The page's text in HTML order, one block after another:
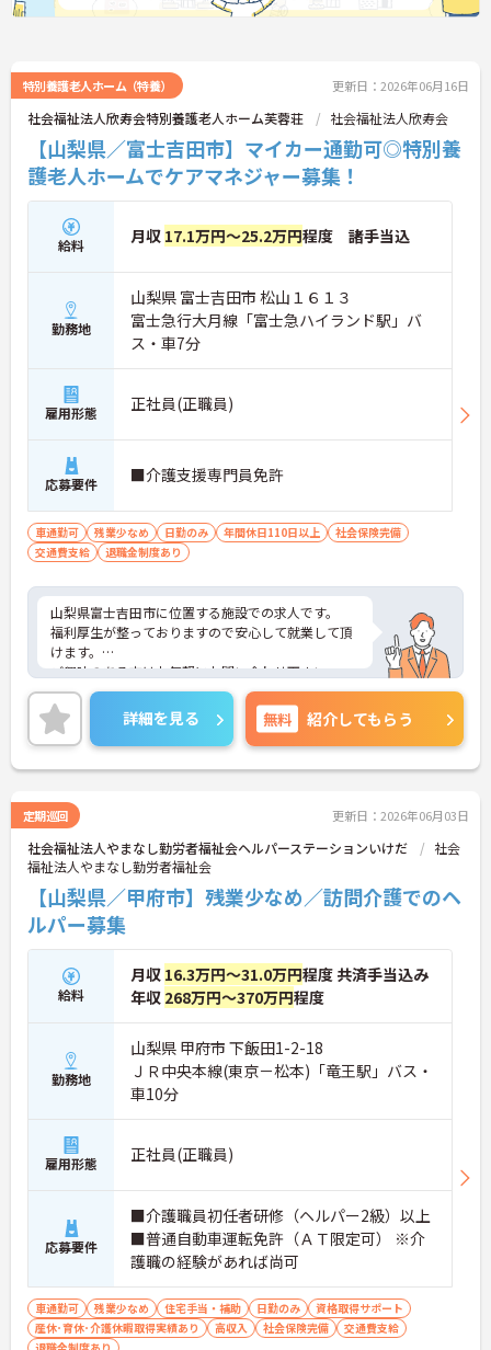
★おすすめPOINT★
しないため、生活リズムを整えながら健康的に働き
続けることができます
・完全週休2日制（曜日固定）を採用していること
により、先々の予定が立てやすくプライベートの時
間をしっかりと確保できる環境です
【専門資格を活かした収入アップと明確なキャリア
形成が期待できます】
・資格手当が支給されるほか、年2回の評価面談で
・サービス提供責任者や管理者へのキャリアアップ
も目指せます
・記録票の提出やシフト確認をすべてスマートフォ
ンで行えるため、手書きの書類作成や事業所への移
動の手間が省けケア業務に集中できます
・定期的な面談を通じて上司がフォローする体制が
あり、訪問介護でありながら孤立することなくチー
特別養護老人ホーム（特養） 更新日：2026年06月16日
社会福祉法人欣寿会特別養護老人ホーム芙蓉荘 社会福祉法人欣寿会
【山梨県／富士吉田市】マイカー通勤可◎特別養
護老人ホームでケアマネジャー募集！
給料 月収 17.1万円～25.2万円程度 諸手当込
勤務地
山梨県 富士吉田市 松山１６１３
富士急行大月線「富士急ハイランド駅」バ
ス・車7分
雇用形態 正社員(正職員)
応募要件 ■介護支援専門員免許
車通勤可 残業少なめ 日勤のみ 年間休日110日以上
社会保険完備
交通費支給
退職金制度あり
山梨県富士吉田市に位置する施設での求人です。
福利厚生が整っておりますので安心して就業して頂
けます。
ご興味のある方はお気軽にお問い合わせ下さい。
詳細を見る 無料 紹介してもらう
定期巡回 更新日：2026年06月03日
社会福祉法人やまなし勤労者福祉会ヘルパーステーションいけだ
社会
福祉法人やまなし勤労者福祉会
【山梨県／甲府市】残業少なめ／訪問介護でのヘ
ルパー募集
給料
月収 16.3万円～31.0万円程度 共済手当込み
年収 268万円～370万円程度
勤務地
山梨県 甲府市 下飯田1-2-18
ＪＲ中央本線(東京－松本)「竜王駅」バス・
車10分
雇用形態 正社員(正職員)
応募要件
■介護職員初任者研修（ヘルパー2級）以上
■普通自動車運転免許（ＡＴ限定可） ※介
護職の経験があれば尚可
車通勤可 残業少なめ 住宅手当・補助 日勤のみ
資格取得サポート
産休･育休･介護休暇取得実績あり
高収入 社会保険完備
交通費支給